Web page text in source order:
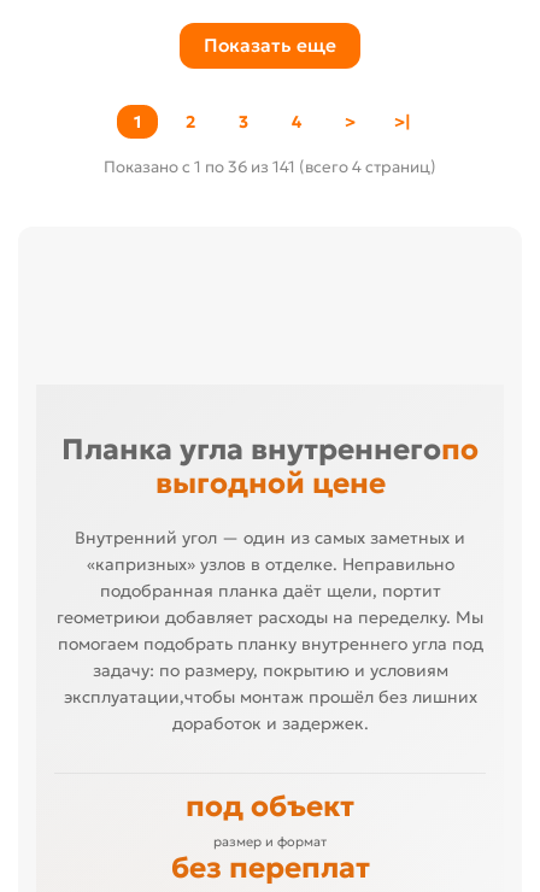
Показать еще
1 2 3 4 > >|
Показано с 1 по 36 из 141 (всего 4 страниц)
Планка угла внутреннегопо
выгодной цене
Внутренний угол — один из самых заметных и
«капризных» узлов в отделке. Неправильно
подобранная планка даёт щели, портит
геометриюи добавляет расходы на переделку. Мы
помогаем подобрать планку внутреннего угла под
задачу: по размеру, покрытию и условиям
эксплуатации,чтобы монтаж прошёл без лишних
доработок и задержек.
под объект
размер и формат
без переплат